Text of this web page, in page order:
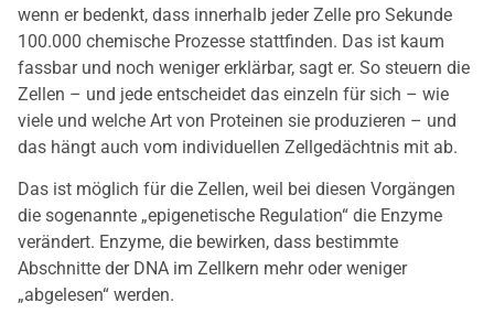
wenn er bedenkt, dass innerhalb jeder Zelle pro Sekunde
100.000 chemische Prozesse stattfinden. Das ist kaum
fassbar und noch weniger erklärbar, sagt er. So steuern die
Zellen – und jede entscheidet das einzeln für sich – wie
viele und welche Art von Proteinen sie produzieren – und
das hängt auch vom individuellen Zellgedächtnis mit ab.
Das ist möglich für die Zellen, weil bei diesen Vorgängen
die sogenannte „epigenetische Regulation“ die Enzyme
verändert. Enzyme, die bewirken, dass bestimmte
Abschnitte der DNA im Zellkern mehr oder weniger
„abgelesen“ werden.